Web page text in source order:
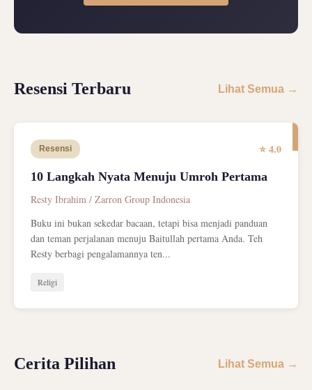
Resensi Terbaru Lihat Semua →
Resensi ⭐ 4.0
10 Langkah Nyata Menuju Umroh Pertama
Resty Ibrahim / Zarron Group Indonesia
Buku ini bukan sekedar bacaan, tetapi bisa menjadi panduan
dan teman perjalanan menuju Baitullah pertama Anda. Teh
Resty berbagi pengalamannya ten...
Religi
Cerita Pilihan Lihat Semua →